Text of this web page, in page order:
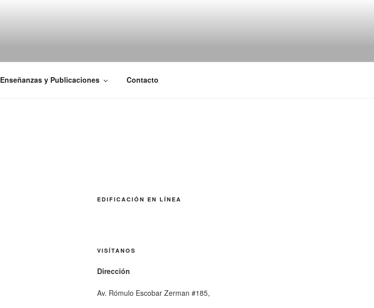
Enseñanzas y Publicaciones Contacto
EDIFICACIÓN EN LÍNEA
VISÍTANOS
Dirección
Av. Rómulo Escobar Zerman #185,